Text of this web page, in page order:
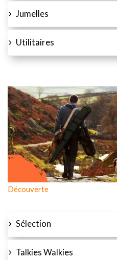
Jumelles
Utilitaires
Découverte
Sélection
Talkies Walkies